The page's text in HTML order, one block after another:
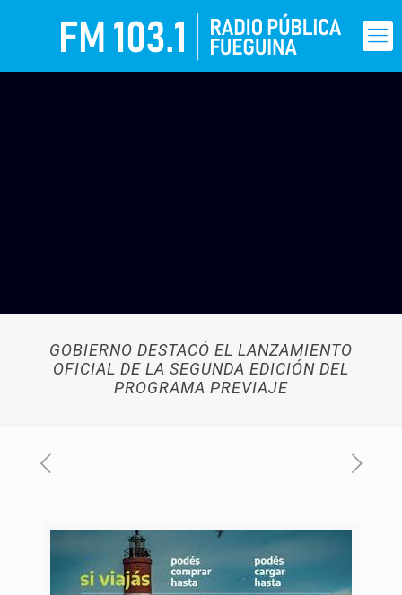
GOBIERNO DESTACÓ EL LANZAMIENTO
OFICIAL DE LA SEGUNDA EDICIÓN DEL
PROGRAMA PREVIAJE